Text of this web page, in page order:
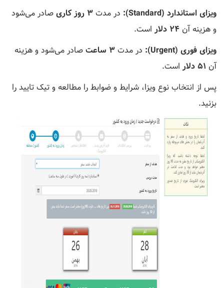
ویزای استاندارد (Standard):
در مدت۳ روز کاری
صادر می‌شود
و هزینه آن ۲۴ دلار
است.
ویزای فوری (Urgent):
در مدت۳ ساعت
صادر می‌شود و هزینه
آن ۵۱ دلار
است.
پس از انتخاب نوع ویزا، شرایط و ضوابط را مطالعه و تیک تایید را
بزنید.